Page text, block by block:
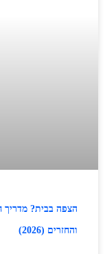
והחזרים (2026)